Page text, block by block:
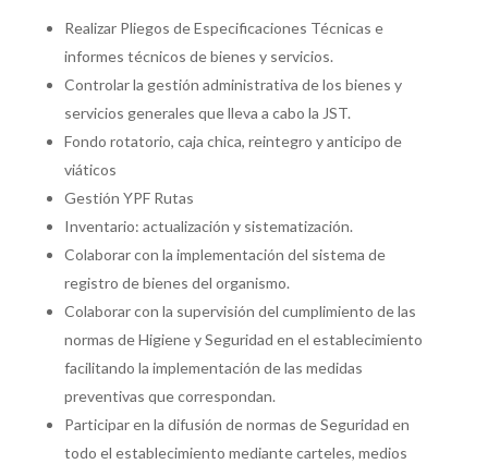
Realizar Pliegos de Especificaciones Técnicas e
informes técnicos de bienes y servicios.
Controlar la gestión administrativa de los bienes y
servicios generales que lleva a cabo la JST.
Fondo rotatorio, caja chica, reintegro y anticipo de
viáticos
Gestión YPF Rutas
Inventario: actualización y sistematización.
Colaborar con la implementación del sistema de
registro de bienes del organismo.
Colaborar con la supervisión del cumplimiento de las
normas de Higiene y Seguridad en el establecimiento
facilitando la implementación de las medidas
preventivas que correspondan.
Participar en la difusión de normas de Seguridad en
todo el establecimiento mediante carteles, medios